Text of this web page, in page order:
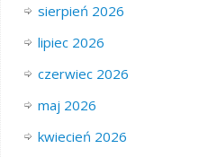
sierpień 2026
lipiec 2026
czerwiec 2026
maj 2026
kwiecień 2026